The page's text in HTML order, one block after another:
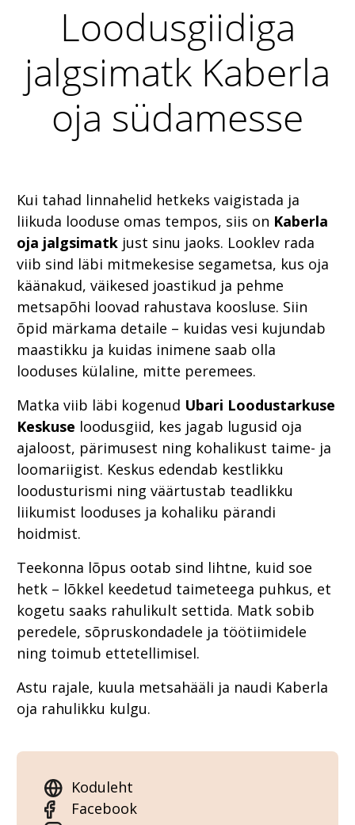
Loodusgiidiga
jalgsimatk Kaberla
oja südamesse
Kui tahad linnahelid hetkeks vaigistada ja
liikuda looduse omas tempos, siis on Kaberla
oja jalgsimatk just sinu jaoks. Looklev rada
viib sind läbi mitmekesise segametsa, kus oja
käänakud, väikesed joastikud ja pehme
metsapõhi loovad rahustava koosluse. Siin
õpid märkama detaile – kuidas vesi kujundab
maastikku ja kuidas inimene saab olla
looduses külaline, mitte peremees.
Matka viib läbi kogenud Ubari Loodustarkuse
Keskuse loodusgiid, kes jagab lugusid oja
ajaloost, pärimusest ning kohalikust taime- ja
loomariigist. Keskus edendab kestlikku
loodusturismi ning väärtustab teadlikku
liikumist looduses ja kohaliku pärandi
hoidmist.
Teekonna lõpus ootab sind lihtne, kuid soe
hetk – lõkkel keedetud taimeteega puhkus, et
kogetu saaks rahulikult settida. Matk sobib
peredele, sõpruskondadele ja töötiimidele
ning toimub ettetellimisel.
Astu rajale, kuula metsahääli ja naudi Kaberla
oja rahulikku kulgu.
Koduleht
Facebook